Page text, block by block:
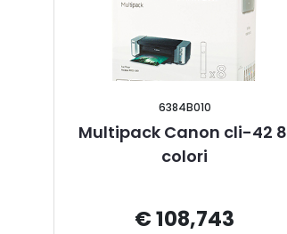
6384B010
Multipack Canon cli-42 8
colori
€ 108,743